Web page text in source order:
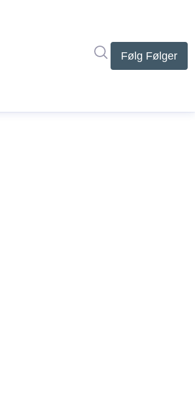
Følg Følger